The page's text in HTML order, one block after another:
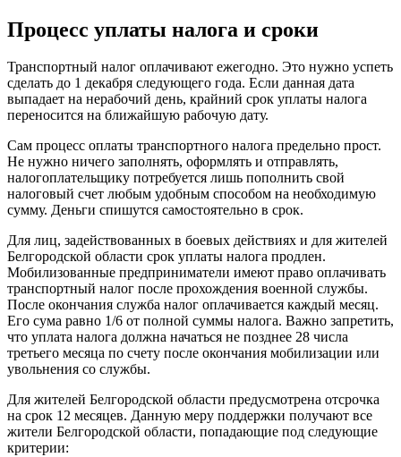
Процесс уплаты налога и сроки
Транспортный налог оплачивают ежегодно. Это нужно успеть
сделать до 1 декабря следующего года. Если данная дата
выпадает на нерабочий день, крайний срок уплаты налога
переносится на ближайшую рабочую дату.
Сам процесс оплаты транспортного налога предельно прост.
Не нужно ничего заполнять, оформлять и отправлять,
налогоплательщику потребуется лишь пополнить свой
налоговый счет любым удобным способом на необходимую
сумму. Деньги спишутся самостоятельно в срок.
Для лиц, задействованных в боевых действиях и для жителей
Белгородской области срок уплаты налога продлен.
Мобилизованные предприниматели имеют право оплачивать
транспортный налог после прохождения военной службы.
После окончания служба налог оплачивается каждый месяц.
Его сума равно 1/6 от полной суммы налога. Важно запретить,
что уплата налога должна начаться не позднее 28 числа
третьего месяца по счету после окончания мобилизации или
увольнения со службы.
Для жителей Белгородской области предусмотрена отсрочка
на срок 12 месяцев. Данную меру поддержки получают все
жители Белгородской области, попадающие под следующие
критерии: